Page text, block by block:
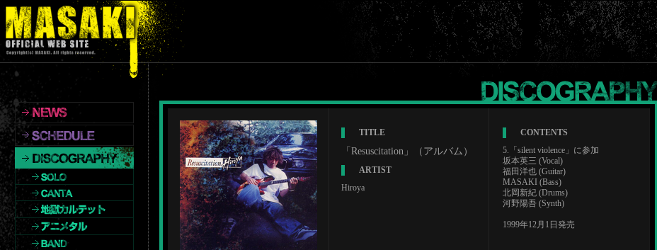
TITLE
「Resuscitation」（アルバム）
ARTIST
Hiroya
CONTENTS
5.「silent violence」に参加
坂本英三 (Vocal)
福田洋也 (Guitar)
MASAKI (Bass)
北岡新紀 (Drums)
河野陽吾 (Synth)
1999年12月1日発売